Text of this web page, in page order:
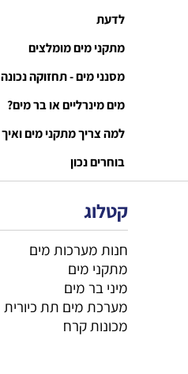
לדעת
מתקני מים מומלצים
מסנני מים - תחזוקה נכונה
מים מינרליים או בר מים?
למה צריך מתקני מים ואיך
בוחרים נכון
קטלוג
חנות מערכות מים
מתקני מים
מיני בר מים
מערכת מים תת כיורית
מכונות קרח